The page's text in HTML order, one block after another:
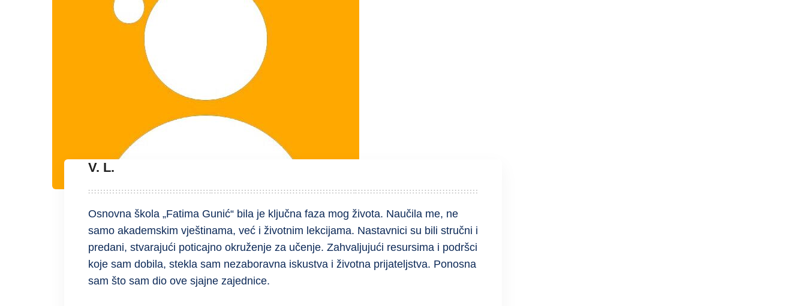
V. L.
Osnovna škola „Fatima Gunić“ bila je ključna faza mog života. Naučila me, ne
samo akademskim vještinama, već i životnim lekcijama. Nastavnici su bili stručni i
predani, stvarajući poticajno okruženje za učenje. Zahvaljujući resursima i podršci
koje sam dobila, stekla sam nezaboravna iskustva i životna prijateljstva. Ponosna
sam što sam dio ove sjajne zajednice.